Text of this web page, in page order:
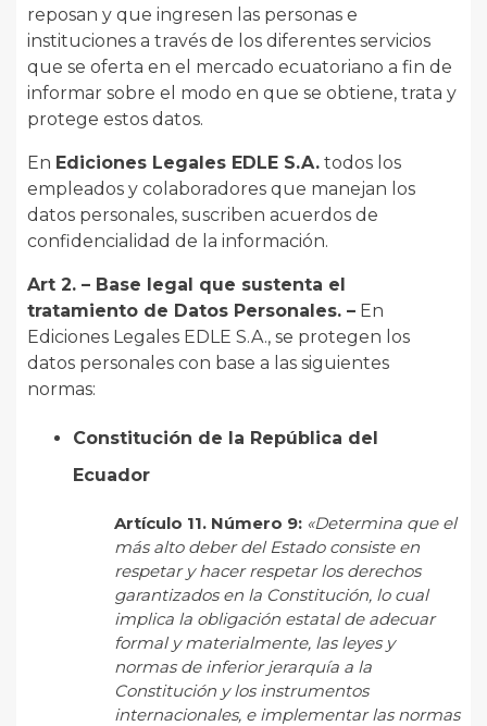
reposan y que ingresen las personas e
instituciones a través de los diferentes servicios
que se oferta en el mercado ecuatoriano a fin de
informar sobre el modo en que se obtiene, trata y
protege estos datos.
En Ediciones Legales EDLE S.A. todos los
empleados y colaboradores que manejan los
datos personales, suscriben acuerdos de
confidencialidad de la información.
Art 2. – Base legal que sustenta el
tratamiento de Datos Personales. – En
Ediciones Legales EDLE S.A., se protegen los
datos personales con base a las siguientes
normas:
Constitución de la República del
Ecuador
Artículo 11. Número 9: «Determina que el
más alto deber del Estado consiste en
respetar y hacer respetar los derechos
garantizados en la Constitución, lo cual
implica la obligación estatal de adecuar
formal y materialmente, las leyes y
normas de inferior jerarquía a la
Constitución y los instrumentos
internacionales, e implementar las normas